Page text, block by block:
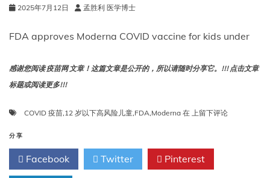
2025年7月12日 孟胜利 医学博士
FDA approves Moderna COVID vaccine for kids under
感谢您阅读 疫苗网 文章！这篇文章是公开的，所以请随时分享它。!!! 点击文章
标题或阅读更多!!!
COVID 疫苗,12 岁以下高风险儿童,FDA,Moderna 在 FDA
Moderna
COVID
疫
上留下评论
分享
Facebook Twitter Pinterest